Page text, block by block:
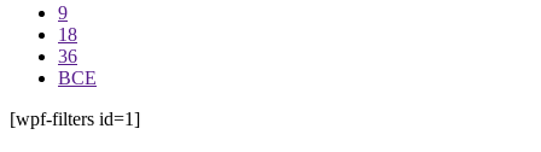
9
18
36
ВСЕ
[wpf-filters id=1]